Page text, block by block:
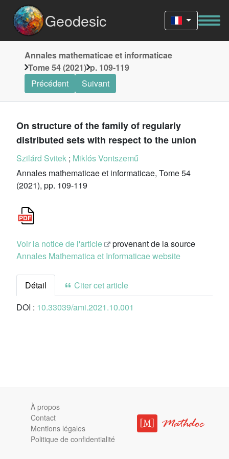
Geodesic
Annales mathematicae et informaticae
Tome 54 (2021) p. 109-119
Précédent
Suivant
On structure of the family of regularly
distributed sets with respect to the union
Szilárd Svitek ; Miklós Vontszemű
Annales mathematicae et informaticae, Tome 54
(2021), pp. 109-119
Voir la notice de l'article
provenant de la source
Annales Mathematica et Informaticae website
Détail
Citer cet article
DOI : 10.33039/ami.2021.10.001
À propos
Contact
Mentions légales
Politique de confidentialité